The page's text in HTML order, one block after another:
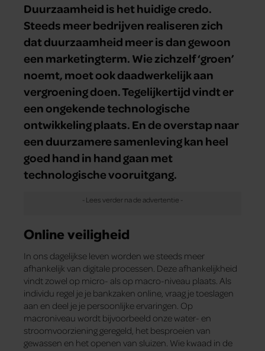
Duurzaamheid is het huidige credo.
Steeds meer bedrijven realiseren zich
dat duurzaamheid meer is dan gewoon
een marketingterm. Wie zichzelf ‘groen’
noemt, moet ook daadwerkelijk aan
vergroening doen. Tegelijkertijd vindt er
een ongekende technologische
ontwikkeling plaats. En de overstap naar
een duurzamere samenleving kan heel
goed hand in hand gaan met
technologische vooruitgang.
Online veiligheid
In ons dagelijkse leven worden we steeds meer
afhankelijk van digitale processen. Deze afhankelijkheid
vindt zowel op micro- als op macro-niveau plaats. Als
individu regel je je bankzaken online, vraag je toeslagen
aan en deel je je persoonlijke ervaringen. Op
macroniveau wordt bijvoorbeeld onze water- en
stroomvoorziening geregeld, het besproeien van
gewassen en het openen van sluizen. Wie kwaad in de